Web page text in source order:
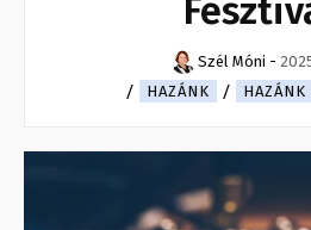
Szél Móni -
HAZÁNK